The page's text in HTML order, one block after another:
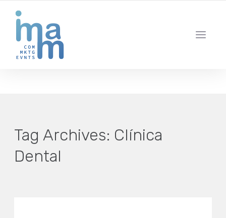
IBIZA · MADRID · BARCELONA
Tag Archives: Clínica
Dental